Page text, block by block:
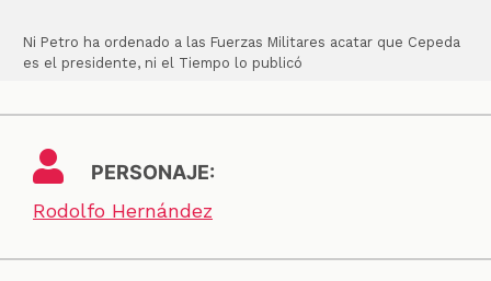
Ni Petro ha ordenado a las Fuerzas Militares acatar que Cepeda
es el presidente, ni el Tiempo lo publicó
PERSONAJE:
Rodolfo Hernández